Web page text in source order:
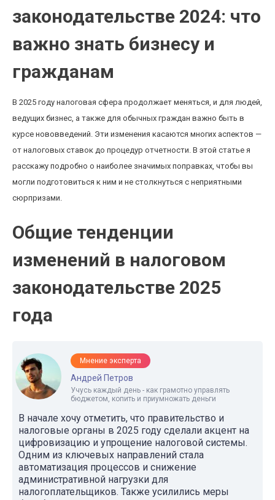
законодательстве 2024: что
важно знать бизнесу и
гражданам
В 2025 году налоговая сфера продолжает меняться, и для людей,
ведущих бизнес, а также для обычных граждан важно быть в
курсе нововведений. Эти изменения касаются многих аспектов —
от налоговых ставок до процедур отчетности. В этой статье я
расскажу подробно о наиболее значимых поправках, чтобы вы
могли подготовиться к ним и не столкнуться с неприятными
сюрпризами.
Общие тенденции
изменений в налоговом
законодательстве 2025
года
Мнение эксперта
Андрей Петров
Учусь каждый день - как грамотно управлять
бюджетом, копить и приумножать деньги
В начале хочу отметить, что правительство и
налоговые органы в 2025 году сделали акцент на
цифровизацию и упрощение налоговой системы.
Одним из ключевых направлений стала
автоматизация процессов и снижение
административной нагрузки для
налогоплательщиков. Также усилились меры